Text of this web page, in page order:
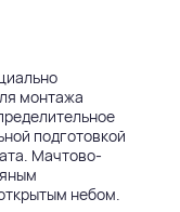
монтажа
подготовкой
Мачтово-
небом.